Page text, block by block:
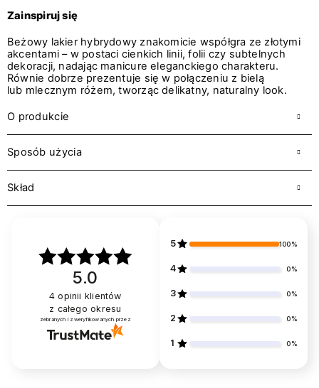
Zainspiruj się
Beżowy lakier hybrydowy znakomicie współgra ze złotymi
akcentami – w postaci cienkich linii, folii czy subtelnych
dekoracji, nadając manicure eleganckiego charakteru.
Równie dobrze prezentuje się w połączeniu z bielą
lub mlecznym różem, tworząc delikatny, naturalny look.
O produkcie
Sposób użycia
Skład
5.0
4 opinii klientów
z całego okresu
zebranych i zweryfikowanych przez
5 100%
4 0%
3 0%
2 0%
1 0%